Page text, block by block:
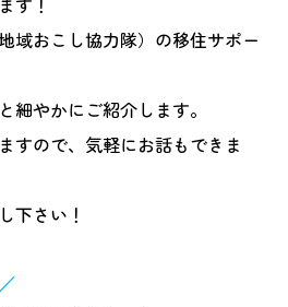
域おこし協力隊）の移住サポー
細やかにご紹介します。
すので、気軽にお話もできま
下さい！